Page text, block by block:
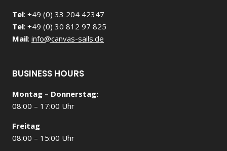
Tel: +49 (0) 33 204 42347
Tel: +49 (0) 30 812 97 825
Mail: info@canvas-sails.de
BUSINESS HOURS
Montag – Donnerstag:
08:00 – 17:00 Uhr
Freitag
08:00 – 15:00 Uhr